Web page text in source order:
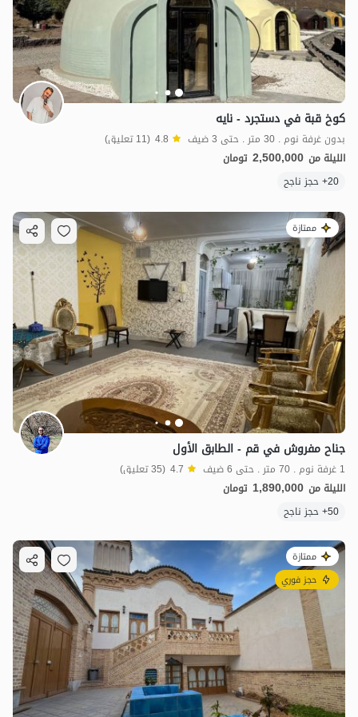
1.5مليون ت 4.9
2.5مليون ت
كوخ قبة في دستجرد - نايه
بدون غرفة نوم . 30 متر . حتى 3 ضيف 4.8 (11 تعليق)
الليلة من 2,500,000 تومان
20+ حجز ناجح
ممتازة
جناح مفروش في قم - الطابق الأول
1 غرفة نوم . 70 متر . حتى 6 ضيف 4.7 (35 تعليق)
الليلة من 1,890,000 تومان
50+ حجز ناجح
ممتازة
حجز فوري